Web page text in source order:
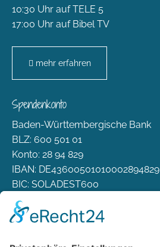
10:30 Uhr auf TELE 5
17:00 Uhr auf Bibel TV
mehr erfahren
Spendenkonto
Baden-Württembergische Bank
BLZ: 600 501 01
Konto: 28 94 829
IBAN: DE43600501010002894829
BIC: SOLADEST600
Rechtliches